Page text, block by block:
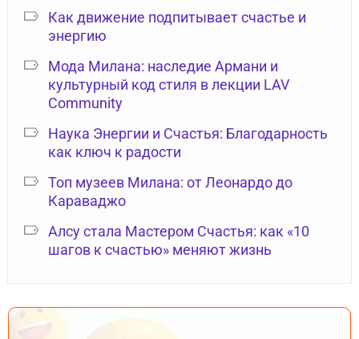
Как движение подпитывает счастье и
энергию
Мода Милана: наследие Армани и
культурный код стиля в лекции LAV
Community
Наука Энергии и Счастья: Благодарность
как ключ к радости
Топ музеев Милана: от Леонардо до
Караваджо
Алсу стала Мастером Счастья: как «10
шагов к счастью» меняют жизнь